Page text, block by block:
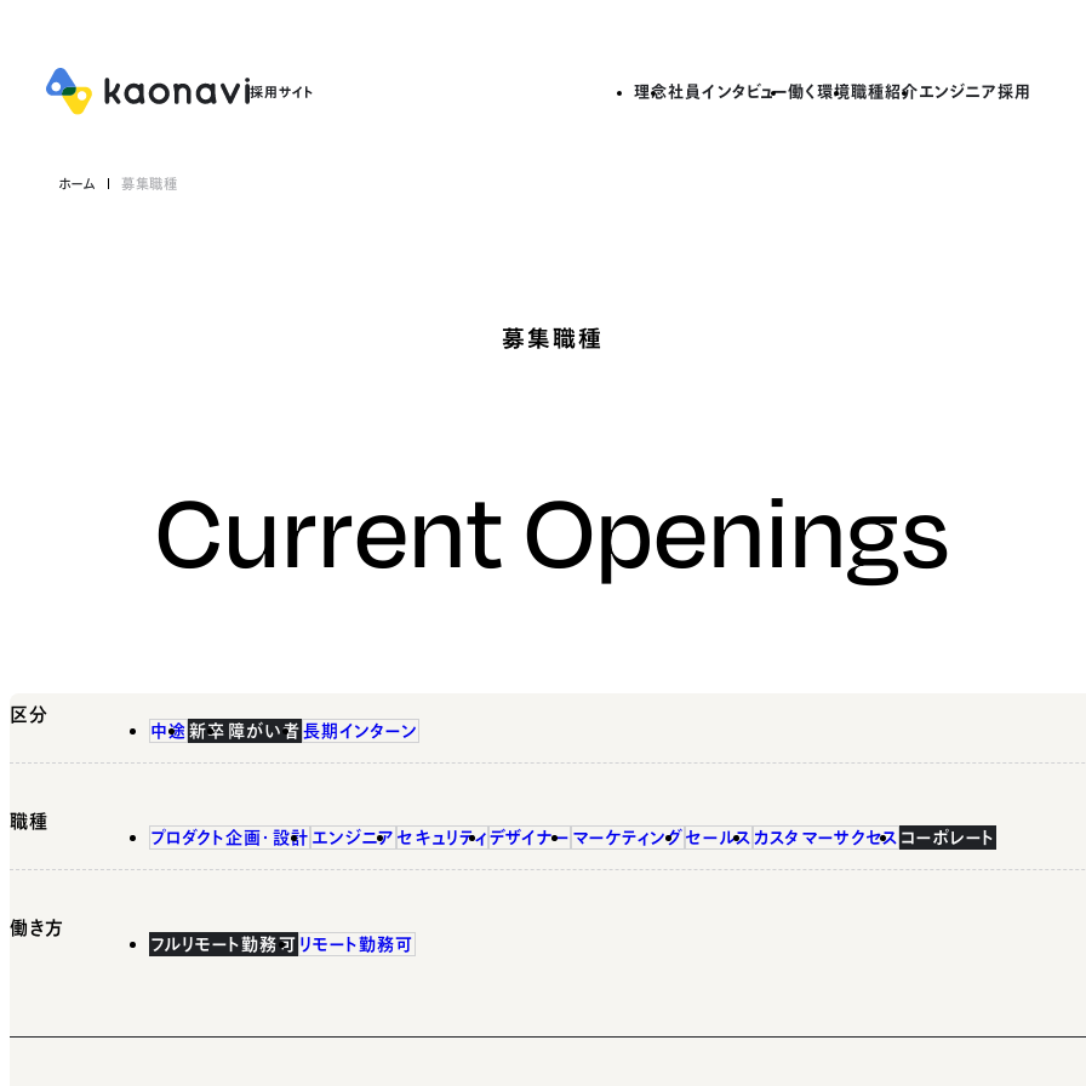
理念社員インタビュー働く環境職種紹介エンジニア採用
ホーム 募集職種
募集職種
Current Openings
区分
中途 新卒 障がい者 長期インターン
職種
プロダクト企画・設計 エンジニア セキュリティ デザイナー マーケティング セールス カスタマーサクセス コーポレート
働き方
フルリモート勤務可 リモート勤務可